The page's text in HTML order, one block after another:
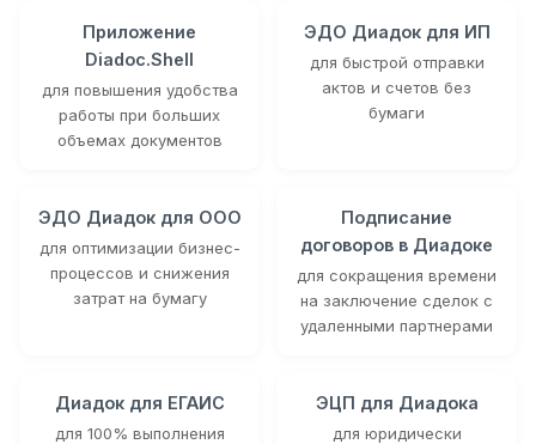
Приложение
Diadoc.Shell
для повышения удобства
работы при больших
объемах документов
ЭДО Диадок для ИП
для быстрой отправки
актов и счетов без
бумаги
ЭДО Диадок для ООО
для оптимизации бизнес-
процессов и снижения
затрат на бумагу
Подписание
договоров в Диадоке
для сокращения времени
на заключение сделок с
удаленными партнерами
Диадок для ЕГАИС
для 100% выполнения
ЭЦП для Диадока
для юридически